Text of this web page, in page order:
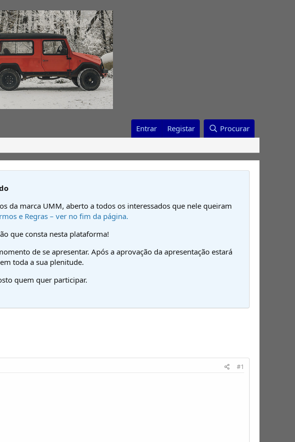
Entrar Registar Procurar
da marca UMM, aberto a todos os interessados que nele queiram
e Regras – ver no fim da página.
que consta nesta plataforma!
de se apresentar. Após a aprovação da apresentação estará
toda a sua plenitude.
quem quer participar.
#1